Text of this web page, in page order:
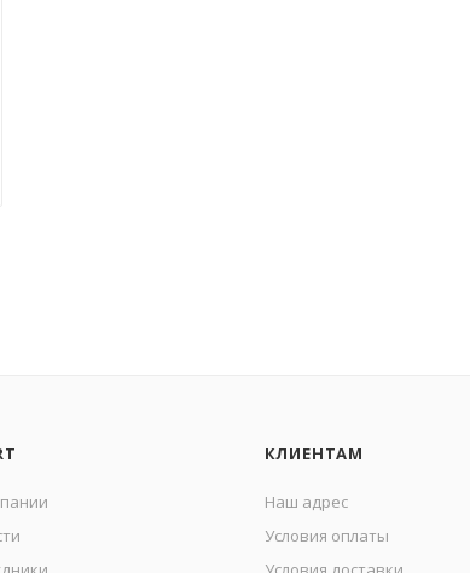
КЛИЕНТАМ
Наш адрес
Условия оплаты